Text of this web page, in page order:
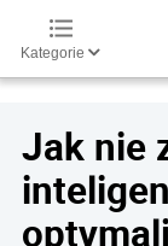
Kategorie
Jak nie